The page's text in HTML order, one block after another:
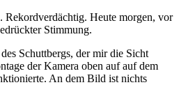
Rekordverdächtig. Heute morgen, vor
Stimmung.
Schuttbergs, der mir die Sicht
der Kamera oben auf auf dem
An dem Bild ist nichts